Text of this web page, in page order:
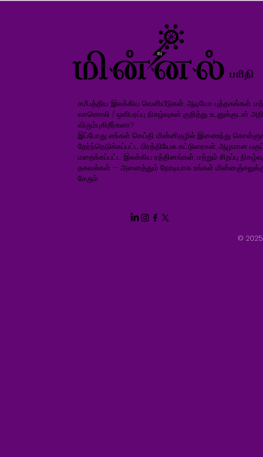
சமீபத்திய இலக்கிய வெளியீடுகள், ஆடியோ புத்தகங்கள்,
வானொலி / ஒளிபரப்பு நிகழ்வுகள் குறித்து உடனுக்குடன்
விரும்புகிறீர்களா?
இப்போது எங்கள் செய்தி மின்னிதழில் இணைந்து
தேர்ந்தெடுக்கப்பட்ட பிரத்தியேக கட்டுரைகள், ஆழமான
மறைக்கப்பட்ட இலக்கிய ரத்தினங்கள், மற்றும் சிறப்பு நிகழ்வு
தகவல்கள் — அனைத்தும் நேரடியாக உங்கள்
சேரும்.
©